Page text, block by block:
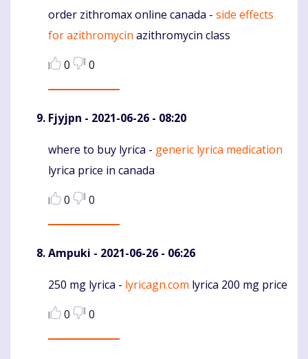
Komentaras
order zithromax online canada - side effects
for azithromycin azithromycin class
0
0
Fjyjpn - 2021-06-26 - 08:20
Komentaras
where to buy lyrica - generic lyrica medication
lyrica price in canada
0
0
Ampuki - 2021-06-26 - 06:26
Komentaras
250 mg lyrica - lyricagn.com lyrica 200 mg price
0
0